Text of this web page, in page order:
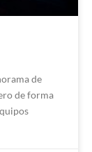
de
de forma